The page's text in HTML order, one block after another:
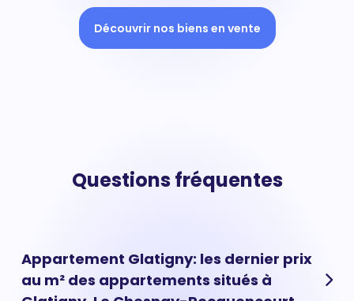
Découvrir nos biens en vente
Questions fréquentes
Appartement Glatigny: les dernier prix
au m² des appartements situés à